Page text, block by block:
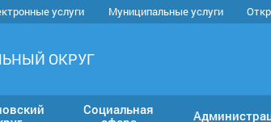
услуги Муниципальные услуги
ОКРУГ
Социальная